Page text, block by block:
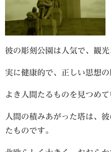
彼の彫刻公園は人気で、観光
実に健康的で、正しい思想の
よき人間たるものを見つめて
人間の積みあがった塔は、
たものです。